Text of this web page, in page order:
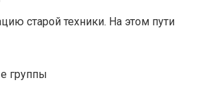
старой техники. На этом пути
группы